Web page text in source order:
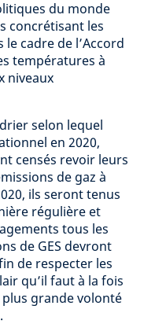
du monde
concrétisant les
cadre de l’Accord
températures à
niveaux
selon lequel
en 2020,
censés revoir leurs
de gaz à
ils seront tenus
régulière et
tous les
de GES devront
de respecter les
qu’il faut à la fois
grande volonté